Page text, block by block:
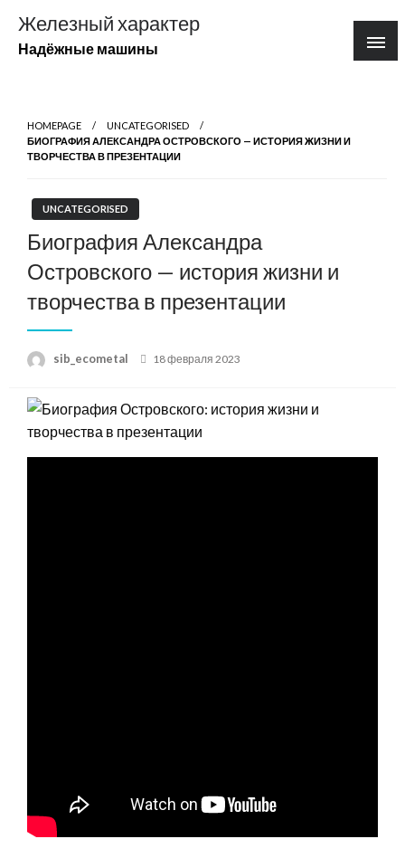
содержимому
Железный характер
Надёжные машины
HOMEPAGE
UNCATEGORISED
БИОГРАФИЯ АЛЕКСАНДРА ОСТРОВСКОГО — ИСТОРИЯ ЖИЗНИ И
ТВОРЧЕСТВА В ПРЕЗЕНТАЦИИ
UNCATEGORISED
Биография Александра
Островского — история жизни и
творчества в презентации
sib_ecometal
Posted
18 февраля 2023